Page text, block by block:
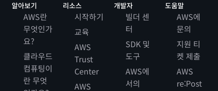
알아보기
AWS란
무엇인가
요?
클라우드
컴퓨팅이
란 무엇
리소스
시작하기
교육
AWS
Trust
Center
AWS
개발자
빌더 센
터
SDK 및
도구
AWS에
서의
도움말
AWS에
문의
지원 티
켓 제출
AWS
re:Post